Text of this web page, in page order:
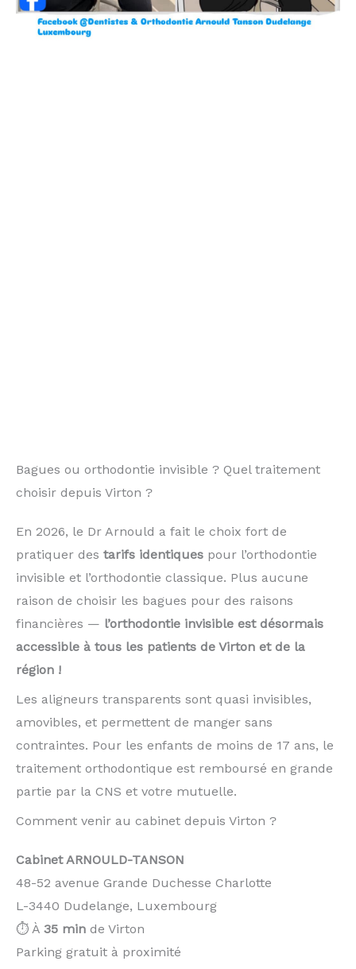
Bagues ou orthodontie invisible ? Quel traitement
choisir depuis Virton ?
En 2026, le Dr Arnould a fait le choix fort de
pratiquer des tarifs identiques pour l’orthodontie
invisible et l’orthodontie classique. Plus aucune
raison de choisir les bagues pour des raisons
financières — l’orthodontie invisible est désormais
accessible à tous les patients de Virton et de la
région !
Les aligneurs transparents sont quasi invisibles,
amovibles, et permettent de manger sans
contraintes. Pour les enfants de moins de 17 ans, le
traitement orthodontique est remboursé en grande
partie par la CNS et votre mutuelle.
Comment venir au cabinet depuis Virton ?
Cabinet ARNOULD-TANSON
48-52 avenue Grande Duchesse Charlotte
L-3440 Dudelange, Luxembourg
⏱️ À 35 min de Virton
Parking gratuit à proximité